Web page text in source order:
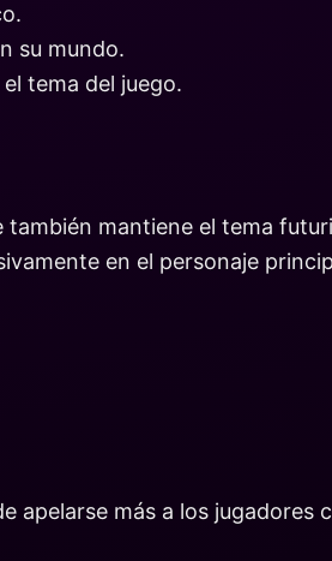
su mundo.
tema del juego.
mantiene el tema
en el personaje
apelarse más a los jugadores